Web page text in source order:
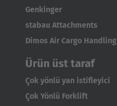
Genkinger
stabau Attachments
Dimos Air Cargo Handling
Ürün üst taraf
Çok yönlü yan istifleyici
Çok Yönlü Forklift